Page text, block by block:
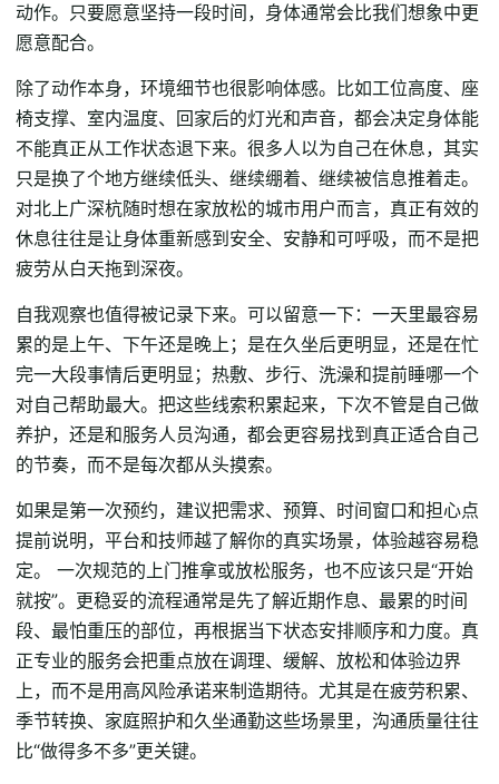
动作。只要愿意坚持一段时间，身体通常会比我们想象中更
愿意配合。
除了动作本身，环境细节也很影响体感。比如工位高度、座
椅支撑、室内温度、回家后的灯光和声音，都会决定身体能
不能真正从工作状态退下来。很多人以为自己在休息，其实
只是换了个地方继续低头、继续绷着、继续被信息推着走。
对北上广深杭随时想在家放松的城市用户而言，真正有效的
休息往往是让身体重新感到安全、安静和可呼吸，而不是把
疲劳从白天拖到深夜。
自我观察也值得被记录下来。可以留意一下：一天里最容易
累的是上午、下午还是晚上；是在久坐后更明显，还是在忙
完一大段事情后更明显；热敷、步行、洗澡和提前睡哪一个
对自己帮助最大。把这些线索积累起来，下次不管是自己做
养护，还是和服务人员沟通，都会更容易找到真正适合自己
的节奏，而不是每次都从头摸索。
如果是第一次预约，建议把需求、预算、时间窗口和担心点
提前说明，平台和技师越了解你的真实场景，体验越容易稳
定。 一次规范的上门推拿或放松服务，也不应该只是“开始
就按”。更稳妥的流程通常是先了解近期作息、最累的时间
段、最怕重压的部位，再根据当下状态安排顺序和力度。真
正专业的服务会把重点放在调理、缓解、放松和体验边界
上，而不是用高风险承诺来制造期待。尤其是在疲劳积累、
季节转换、家庭照护和久坐通勤这些场景里，沟通质量往往
比“做得多不多”更关键。